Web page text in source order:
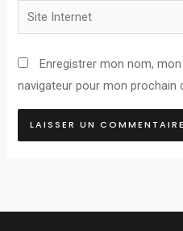
Site
Internet
Enregistrer mon nom,
navigateur pour mon prochain